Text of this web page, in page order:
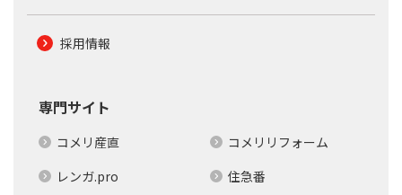
採用情報
専門サイト
コメリ産直
コメリリフォーム
レンガ.pro
住急番